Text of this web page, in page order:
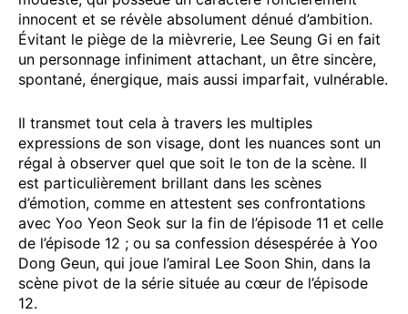
innocent et se révèle absolument dénué d’ambition.
Évitant le piège de la mièvrerie, Lee Seung Gi en fait
un personnage infiniment attachant, un être sincère,
spontané, énergique, mais aussi imparfait, vulnérable.
Il transmet tout cela à travers les multiples
expressions de son visage, dont les nuances sont un
régal à observer quel que soit le ton de la scène. Il
est particulièrement brillant dans les scènes
d’émotion, comme en attestent ses confrontations
avec Yoo Yeon Seok sur la fin de l’épisode 11 et celle
de l’épisode 12 ; ou sa confession désespérée à Yoo
Dong Geun, qui joue l’amiral Lee Soon Shin, dans la
scène pivot de la série située au cœur de l’épisode
12.